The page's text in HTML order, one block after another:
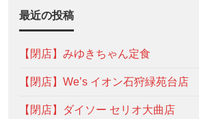
最近の投稿
【閉店】みゆきちゃん定食
【閉店】We’s イオン石狩緑苑台店
【閉店】ダイソー セリオ大曲店